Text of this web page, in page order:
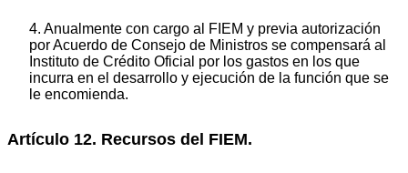
4. Anualmente con cargo al FIEM y previa autorización
por Acuerdo de Consejo de Ministros se compensará al
Instituto de Crédito Oficial por los gastos en los que
incurra en el desarrollo y ejecución de la función que se
le encomienda.
Artículo 12. Recursos del FIEM.